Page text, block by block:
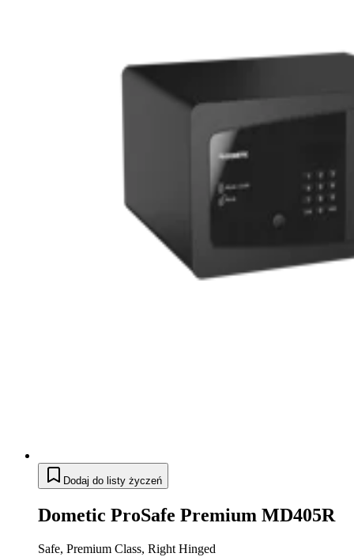
Dodaj do listy życzeń
Dometic ProSafe Premium MD405R
Safe, Premium Class, Right Hinged